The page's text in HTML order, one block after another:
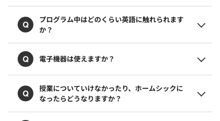
Q
プログラム中はどのくらい英語に触れられます
か？
Q 電子機器は使えますか？
Q
授業についていけなかったり、ホームシックに
なったらどうなりますか？